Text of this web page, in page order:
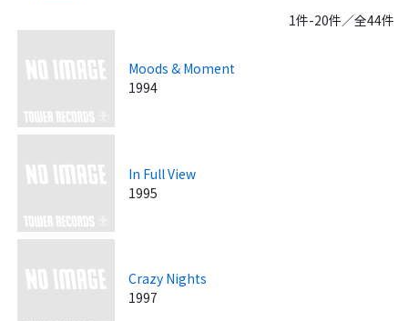
1件-20件／全44件
Moods & Moment
1994
In Full View
1995
Crazy Nights
1997